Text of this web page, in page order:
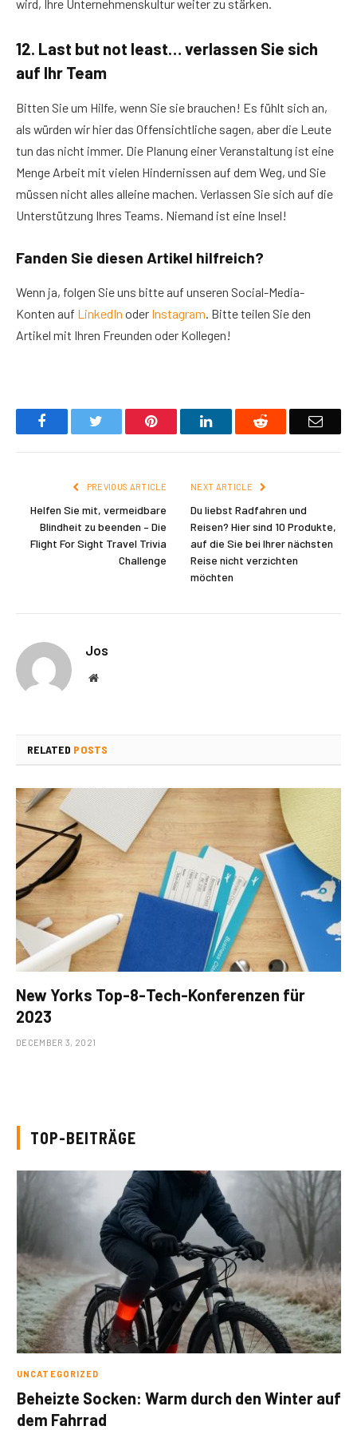
wird, Ihre Unternehmenskultur weiter zu stärken.
12. Last but not least… verlassen Sie sich
auf Ihr Team
Bitten Sie um Hilfe, wenn Sie sie brauchen! Es fühlt sich an,
als würden wir hier das Offensichtliche sagen, aber die Leute
tun das nicht immer. Die Planung einer Veranstaltung ist eine
Menge Arbeit mit vielen Hindernissen auf dem Weg, und Sie
müssen nicht alles alleine machen. Verlassen Sie sich auf die
Unterstützung Ihres Teams. Niemand ist eine Insel!
Fanden Sie diesen Artikel hilfreich?
Wenn ja, folgen Sie uns bitte auf unseren Social-Media-
Konten auf LinkedIn oder Instagram . Bitte teilen Sie den
Artikel mit Ihren Freunden oder Kollegen!
Facebook Pinterest LinkedIn Reddit Email
PREVIOUS ARTICLE
Helfen Sie mit, vermeidbare
Blindheit zu beenden – Die
Flight For Sight Travel Trivia
Challenge
NEXT ARTICLE
Du liebst Radfahren und
Reisen? Hier sind 10 Produkte,
auf die Sie bei Ihrer nächsten
Reise nicht verzichten
möchten
Jos
Website
RELATED POSTS
New Yorks Top-8-Tech-Konferenzen für
2023
DECEMBER 3, 2021
TOP-BEITRÄGE
UNCATEGORIZED
Beheizte Socken: Warm durch den Winter auf
dem Fahrrad